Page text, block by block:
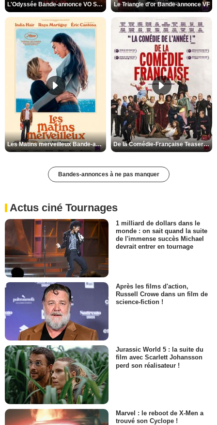
L'Odyssée Bande-annonce VO STFR Le Triangle d'or Bande-annonce VF
Les Matins merveilleux Bande-annonce VF De la Comédie-Française Teaser VF
Bandes-annonces à ne pas manquer
Actus ciné Tournages
1 milliard de dollars dans le
monde : on sait quand la suite
de l'immense succès Michael
devrait entrer en tournage
Après les films d'action,
Russell Crowe dans un film de
science-fiction !
Jurassic World 5 : la suite du
film avec Scarlett Johansson
perd son réalisateur !
Marvel : le reboot de X-Men a
trouvé son Cyclope !